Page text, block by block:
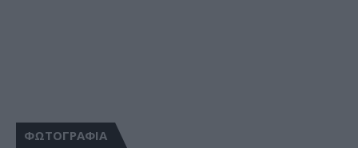
ΦΩΤΟΓΡΑΦΙΑ